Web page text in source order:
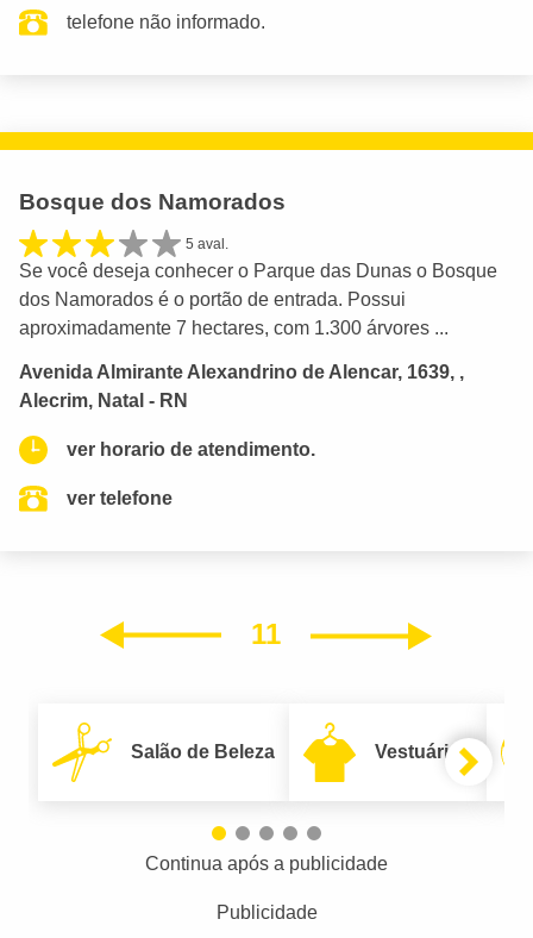
telefone não informado.
Bosque dos Namorados
5 aval.
Se você deseja conhecer o Parque das Dunas o Bosque
dos Namorados é o portão de entrada. Possui
aproximadamente 7 hectares, com 1.300 árvores ...
Avenida Almirante Alexandrino de Alencar, 1639, ,
Alecrim, Natal - RN
ver horario de atendimento.
ver telefone
11
Salão de Beleza Vestuário
Continua após a publicidade
Publicidade